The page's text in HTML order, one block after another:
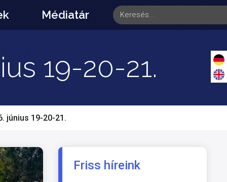
Médiatár
19-20-21.
június 19-20-21.
Friss híreink